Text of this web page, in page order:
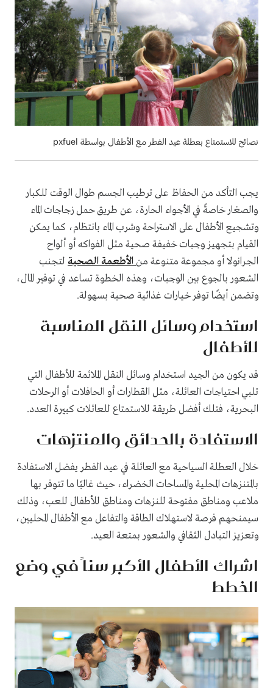
نصائح للاستمتاع بعطلة عيد الفطر مع الأطفال بواسطة pxfuel
يجب التأكد من الحفاظ على ترطيب الجسم طوال الوقت للكبار
والصغار خاصةً في الأجواء الحارة، عن طريق حمل زجاجات الماء
وتشجيع الأطفال على الاستراحة وشرب الماء بانتظام، كما يمكن
القيام بتجهيز وجبات خفيفة صحية مثل الفواكه أو ألواح
الجرانولا أو مجموعة متنوعة منالأطعمة الصحية لتجنب
الشعور بالجوع بين الوجبات، وهذه الخطوة تساعد في توفير المال،
وتضمن أيضًا توفر خيارات غذائية صحية بسهولة.
استخدام وسائل النقل المناسبة
للأطفال
قد يكون من الجيد استخدام وسائل النقل الملائمة للأطفال التي
تلبي احتياجات العائلة، مثل القطارات أو الحافلات أو الرحلات
البحرية، فتلك أفضل طريقة للاستمتاع للعائلات كبيرة العدد.
الاستفادة بالحدائق والمنتزهات
خلال العطلة السياحية مع العائلة في عيد الفطر يفضل الاستفادة
بالمتنزهات المحلية والمساحات الخضراء، حيث غالبًا ما تتوفر بها
ملاعب ومناطق مفتوحة للنزهات ومناطق للأطفال للعب، وذلك
سيمنحهم فرصة لاستهلاك الطاقة والتفاعل مع الأطفال المحليين،
وتعزيز التبادل الثقافي والشعور بمتعة العيد.
اشراك الأطفال الأكبر سناً في وضع
الخطط